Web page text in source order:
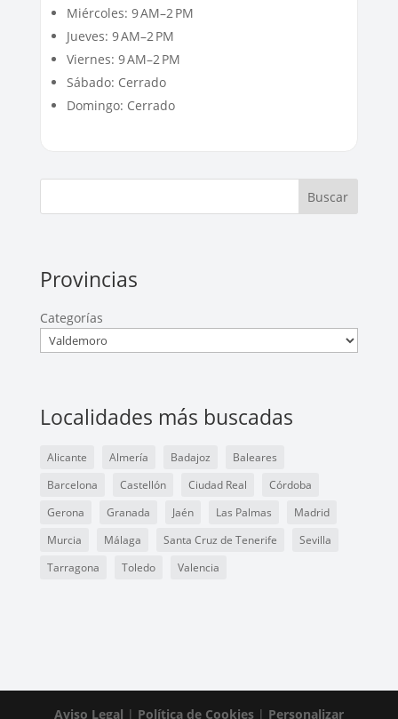
Miércoles: 9 AM–2 PM
Jueves: 9 AM–2 PM
Viernes: 9 AM–2 PM
Sábado: Cerrado
Domingo: Cerrado
Buscar
Provincias
Categorías
Localidades más buscadas
Alicante Almería Badajoz
Baleares
Barcelona
Castellón Ciudad Real
Córdoba
Gerona
Granada Jaén Las Palmas
Madrid
Murcia
Málaga Santa Cruz de Tenerife
Sevilla
Tarragona
Toledo Valencia
Aviso Legal | Política de Cookies| Personalizar